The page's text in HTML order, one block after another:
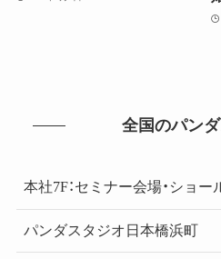
全国のパン
本社7F：セミナー会場・ショ
パンダスタジオ日本橋浜町